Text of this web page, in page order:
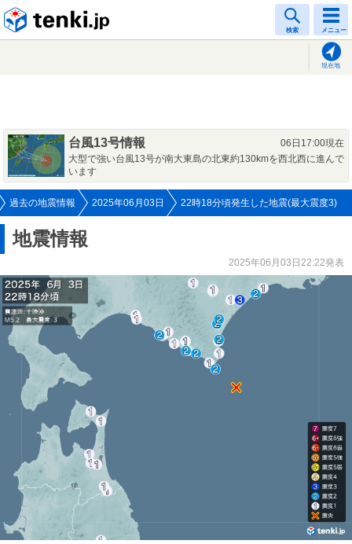
検索 メニュー
現在地
台風13号情報
06日17:00現在
大型で強い台風13号が南大東島の北東約130kmを西北西に進んで
います
過去の地震情報 2025年06月03日 22時18分頃発生した地震(最大震度3)
地震情報
2025年06月03日22:22発表